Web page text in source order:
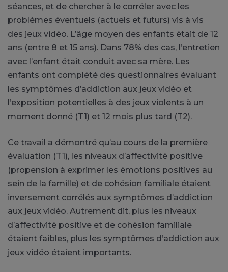
séances, et de chercher à le corréler avec les
problèmes éventuels (actuels et futurs) vis à vis
des jeux vidéo. L’âge moyen des enfants était de 12
ans (entre 8 et 15 ans). Dans 78% des cas, l’entretien
avec l’enfant était conduit avec sa mère. Les
enfants ont complété des questionnaires évaluant
les symptômes d’addiction aux jeux vidéo et
l’exposition potentielles à des jeux violents à un
moment donné (T1) et 12 mois plus tard (T2).
Ce travail a démontré qu’au cours de la première
évaluation (T1), les niveaux d’affectivité positive
(propension à exprimer les émotions positives au
sein de la famille) et de cohésion familiale étaient
inversement corrélés aux symptômes d’addiction
aux jeux vidéo. Autrement dit, plus les niveaux
d’affectivité positive et de cohésion familiale
étaient faibles, plus les symptômes d’addiction aux
jeux vidéo étaient importants.